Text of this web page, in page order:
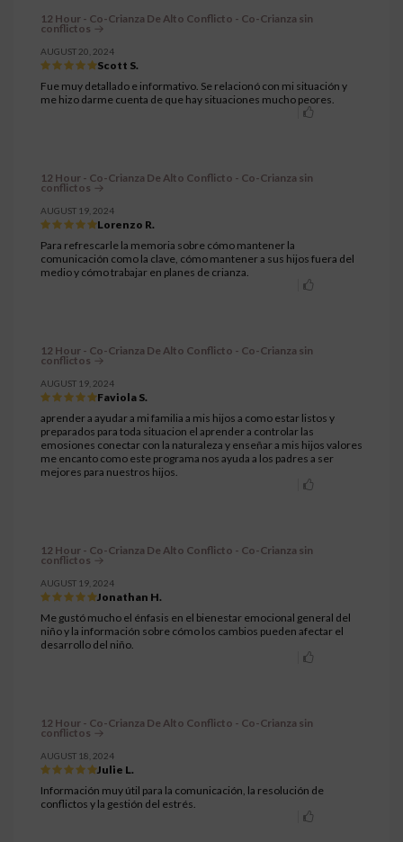
12 Hour - Co-Crianza De Alto Conflicto - Co-Crianza sin
conflictos
AUGUST 20, 2024
Scott S.
Fue muy detallado e informativo. Se relacionó con mi situación y
me hizo darme cuenta de que hay situaciones mucho peores.
12 Hour - Co-Crianza De Alto Conflicto - Co-Crianza sin
conflictos
AUGUST 19, 2024
Lorenzo R.
Para refrescarle la memoria sobre cómo mantener la
comunicación como la clave, cómo mantener a sus hijos fuera del
medio y cómo trabajar en planes de crianza.
12 Hour - Co-Crianza De Alto Conflicto - Co-Crianza sin
conflictos
AUGUST 19, 2024
Faviola S.
aprender a ayudar a mi familia a mis hijos a como estar listos y
preparados para toda situacion el aprender a controlar las
emosiones conectar con la naturaleza y enseñar a mis hijos valores
me encanto como este programa nos ayuda a los padres a ser
mejores para nuestros hijos.
12 Hour - Co-Crianza De Alto Conflicto - Co-Crianza sin
conflictos
AUGUST 19, 2024
Jonathan H.
Me gustó mucho el énfasis en el bienestar emocional general del
niño y la información sobre cómo los cambios pueden afectar el
desarrollo del niño.
12 Hour - Co-Crianza De Alto Conflicto - Co-Crianza sin
conflictos
AUGUST 18, 2024
Julie L.
Información muy útil para la comunicación, la resolución de
conflictos y la gestión del estrés.